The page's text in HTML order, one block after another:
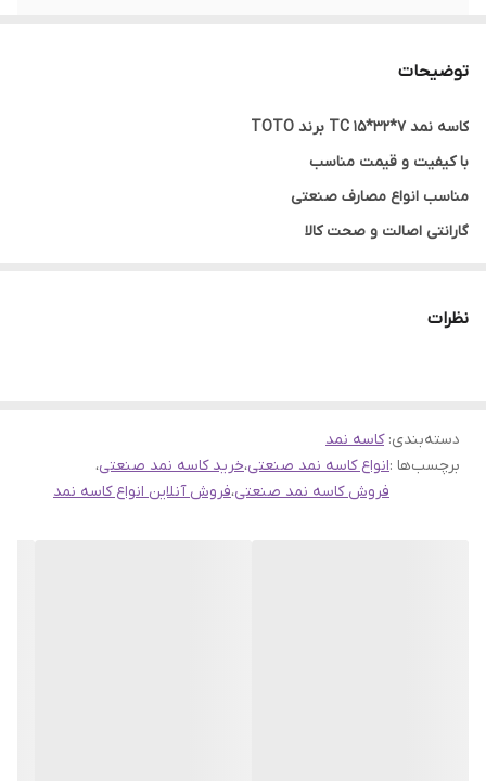
توضیحات
کاسه نمد 7*32*15 TC برند TOTO
با کیفیت و قیمت مناسب
مناسب انواع مصارف صنعتی
گارانتی اصالت و صحت کالا
نظرات
دسته‌بندی:کاسه نمد
برچسب‌ها :انواع کاسه نمد صنعتی،خرید کاسه نمد صنعتی،
فروش کاسه نمد صنعتی،فروش آنلاین انواع کاسه نمد